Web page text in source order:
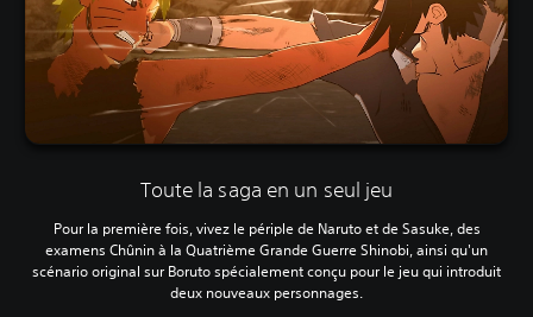
Toute la saga en un seul jeu
Pour la première fois, vivez le périple de Naruto et de Sasuke, des
examens Chûnin à la Quatrième Grande Guerre Shinobi, ainsi qu'un
scénario original sur Boruto spécialement conçu pour le jeu qui introduit
deux nouveaux personnages.